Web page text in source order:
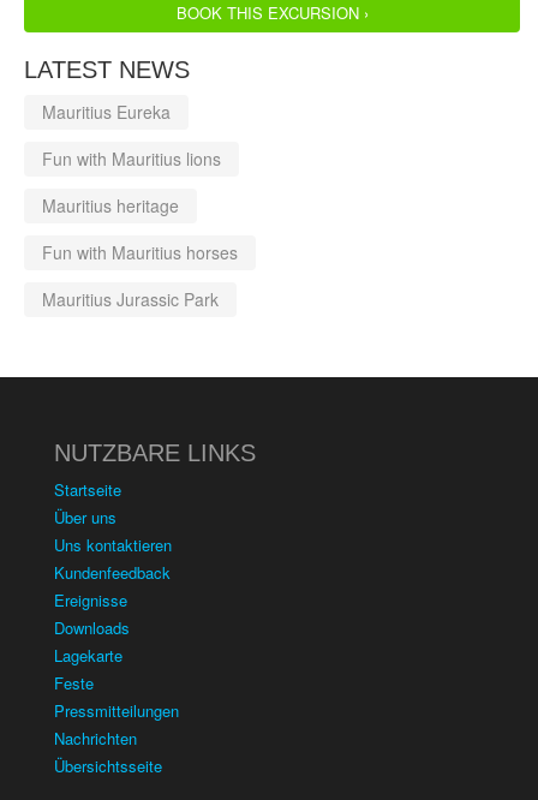
BOOK THIS EXCURSION ›
LATEST NEWS
Mauritius Eureka
Fun with Mauritius lions
Mauritius heritage
Fun with Mauritius horses
Mauritius Jurassic Park
NUTZBARE LINKS
Startseite
Über uns
Uns kontaktieren
Kundenfeedback
Ereignisse
Downloads
Lagekarte
Feste
Pressmitteilungen
Nachrichten
Übersichtsseite